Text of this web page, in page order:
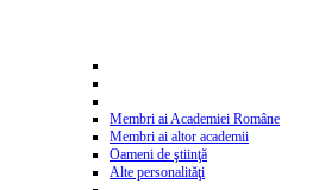
Membri ai Academiei Române
Membri ai altor academii
Oameni de ştiinţă
Alte personalităţi